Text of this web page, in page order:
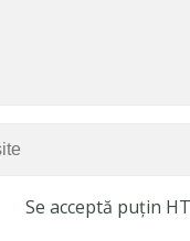
Se acceptă puțin